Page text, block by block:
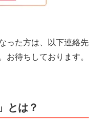
った方は、以下連絡先
お待ちしております。
とは？